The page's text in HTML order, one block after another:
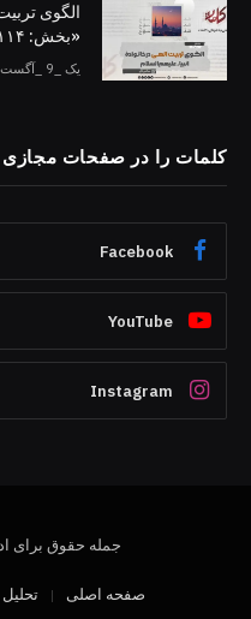
الگوی
«بخش: ۱۱۴»
یک _9 _آگست _2026AH 9-8-2026AD
کلمات را در صفحات مجازی
Facebook
YouTube
Instagram
جمله حقوق برای
صفحه اصلی تحلیل